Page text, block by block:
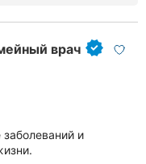
врач
и